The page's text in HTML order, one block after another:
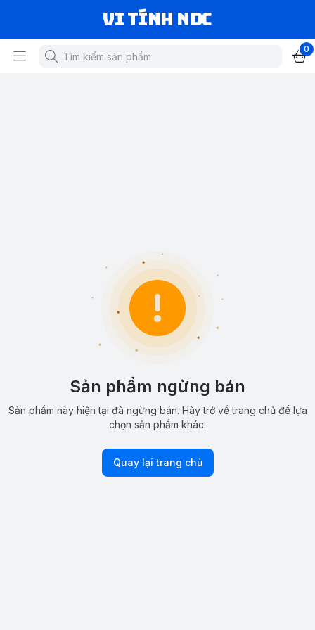
VI TÍNH NDC
0
Sản phẩm ngừng bán
Sản phẩm này hiện tại đã ngừng bán. Hãy trở về trang chủ để lựa
chọn sản phẩm khác.
Quay lại trang chủ